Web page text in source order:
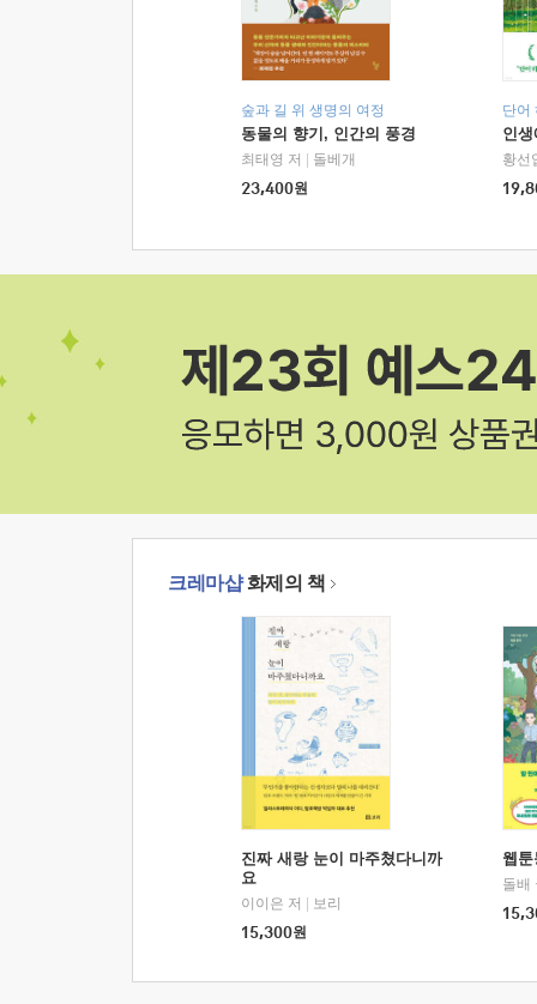
숲과 길 위 생명의 여정
동물의 향기, 인간의 풍경
최태영 저
돌베개
23,400원
단어
인
황선
크레마샵화제의 책
진짜 새랑 눈이 마주쳤다니까
요
이이은 저
보리
15,300원
웹
돌배